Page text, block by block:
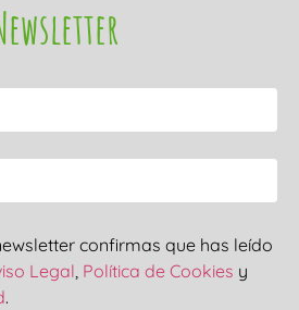
confirmas que has leído
Legal, Política de Cookies y
.